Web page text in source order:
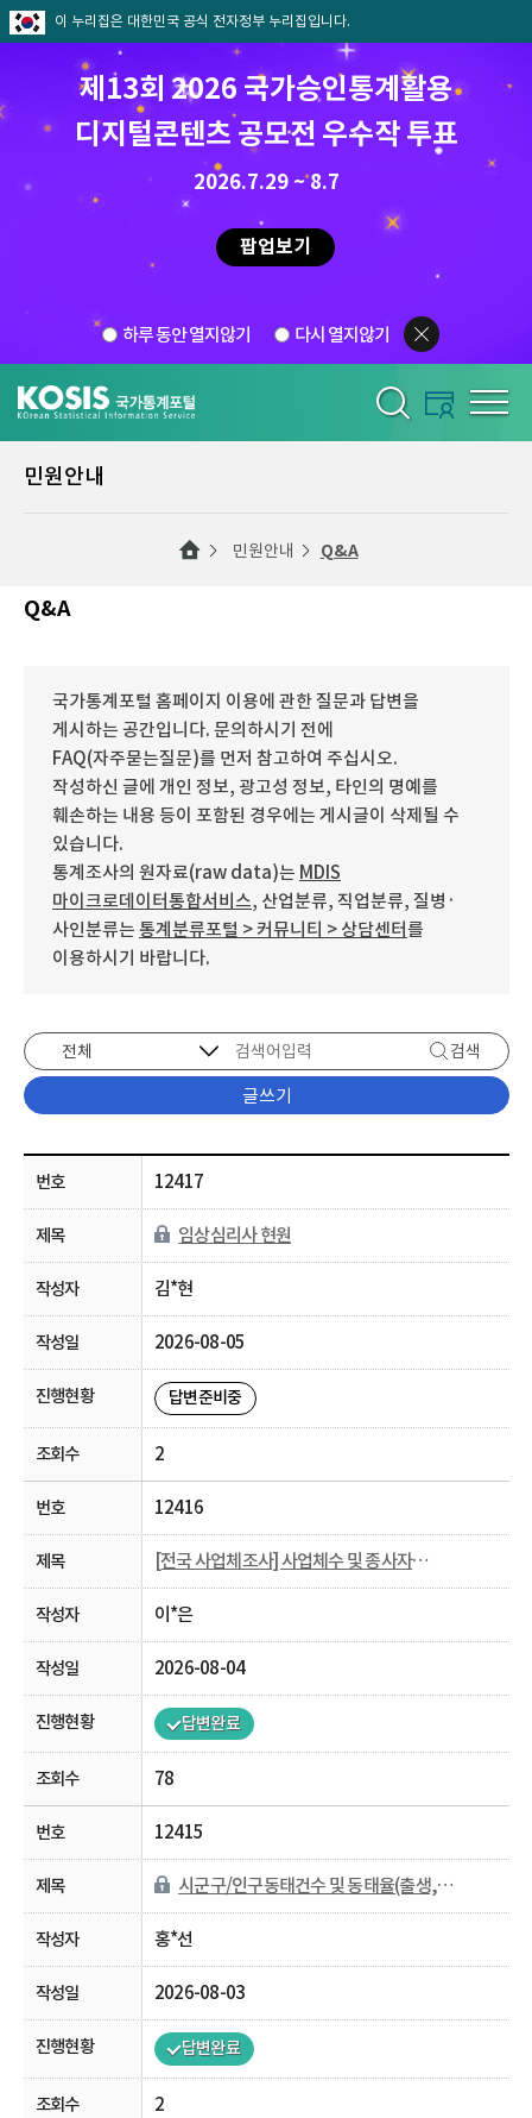
이 누리집은 대한민국 공식 전자정부 누리집입니다.
제13회 2026 국가승인통계활용
디지털콘텐츠 공모전 우수작 투표
2026.7.29 ~ 8.7
팝업보기
하루 동안 열지않기 다시 열지않기
민원안내
민원안내 Q&A
Q&A
국가통계포털 홈페이지 이용에 관한 질문과 답변을
게시하는 공간입니다. 문의하시기 전에
FAQ(자주묻는질문)를 먼저 참고하여 주십시오.
작성하신 글에 개인 정보, 광고성 정보, 타인의 명예를
훼손하는 내용 등이 포함된 경우에는 게시글이 삭제될 수
있습니다.
통계조사의 원자료(raw data)는 MDIS
마이크로데이터통합서비스, 산업분류, 직업분류, 질병·
사인분류는 통계분류포털 > 커뮤니티 > 상담센터를
이용하시기 바랍니다.
검색
글쓰기
12417
임상심리사 현원
김*현
2026-08-05
답변준비중
2
12416
[전국 사업체조사] 사업체수 및 종사자수 관련 문의
이*은
2026-08-04
답변완료
78
12415
시군구/인구동태건수 및 동태율(출생,사망,혼인,이혼) 자료 문의
홍*선
2026-08-03
답변완료
2